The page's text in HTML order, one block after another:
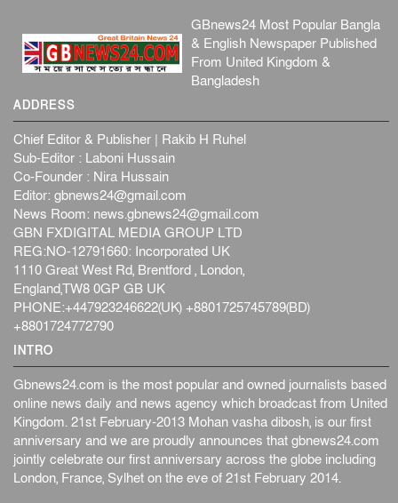
GBnews24 Most Popular Bangla
& English Newspaper Published
From United Kingdom &
Bangladesh
ADDRESS
Chief Editor & Publisher | Rakib H Ruhel
Sub-Editor : Laboni Hussain
Co-Founder : Nira Hussain
Editor: gbnews24@gmail.com
News Room: news.gbnews24@gmail.com
GBN FXDIGITAL MEDIA GROUP LTD
REG:NO-12791660: Incorporated UK
1110 Great West Rd, Brentford , London,
England,TW8 0GP GB UK
PHONE:+447923246622(UK) +8801725745789(BD)
+8801724772790
INTRO
Gbnews24.com is the most popular and owned journalists based
online news daily and news agency which broadcast from United
Kingdom. 21st February-2013 Mohan vasha dibosh, is our first
anniversary and we are proudly announces that gbnews24.com
jointly celebrate our first anniversary across the globe including
London, France, Sylhet on the eve of 21st February 2014.